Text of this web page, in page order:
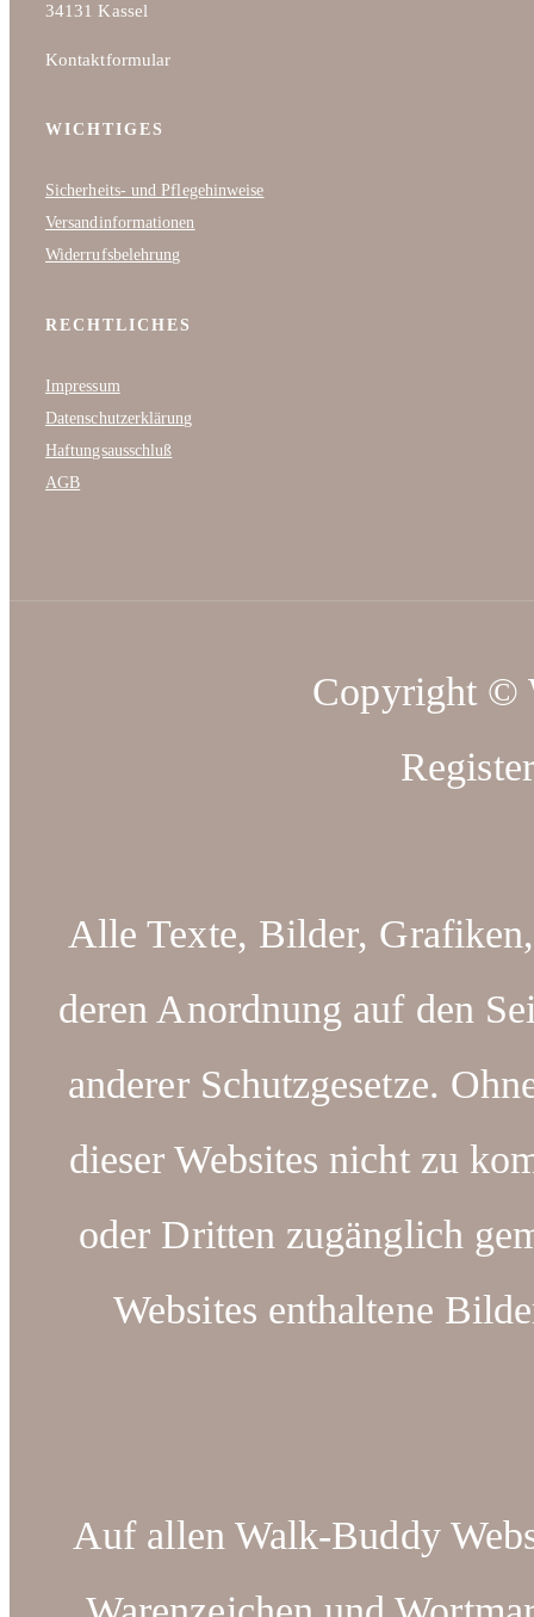
34131 Kassel
Kontaktformular
WICHTIGES
Sicherheits- und Pflegehinweise
Versandinformationen
Widerrufsbelehrung
RECHTLICHES
Impressum
Datenschutzerklärung
Haftungsausschluß
AGB
Copyright ©
Alle Texte, Bilder,
deren Anordnung auf den
anderer Schutzgesetze.
dieser Websites nicht zu
oder Dritten zugänglich
Websites enthaltene
Auf allen Walk-Buddy